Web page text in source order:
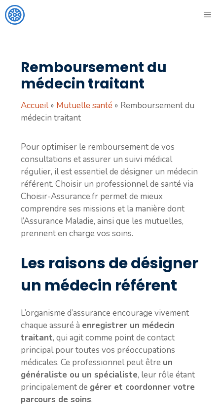
Aller
au
Remboursement du
médecin traitant
Accueil» Mutuelle santé » Remboursement du
médecin traitant
Pour optimiser le remboursement de vos
consultations et assurer un suivi médical
régulier, il est essentiel de désigner un médecin
référent. Choisir un professionnel de santé via
Choisir-Assurance.fr permet de mieux
comprendre ses missions et la manière dont
l’Assurance Maladie, ainsi que les mutuelles,
prennent en charge vos soins.
Les raisons de désigner
un médecin référent
L’organisme d’assurance encourage vivement
chaque assuré à enregistrer un médecin
traitant, qui agit comme point de contact
principal pour toutes vos préoccupations
médicales. Ce professionnel peut être un
généraliste ou un spécialiste, leur rôle étant
principalement de gérer et coordonner votre
parcours de soins.